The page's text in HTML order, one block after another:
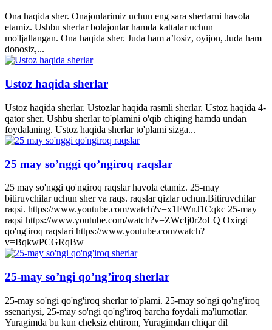
Ona haqida sher. Onajonlarimiz uchun eng sara sherlarni havola
etamiz. Ushbu sherlar bolajonlar hamda kattalar uchun
mo'ljallangan. Ona haqida sher. Juda ham a’losiz, oyijon, Juda ham
donosiz,...
Ustoz haqida sherlar
Ustoz haqida sherlar. Ustozlar haqida rasmli sherlar. Ustoz haqida 4-
qator sher. Ushbu sherlar to'plamini o'qib chiqing hamda undan
foydalaning. Ustoz haqida sherlar to'plami sizga...
25 may so’nggi qo’ngiroq raqslar
25 may so'nggi qo'ngiroq raqslar havola etamiz. 25-may
bitiruvchilar uchun sher va raqs. raqslar qizlar uchun.Bitiruvchilar
raqsi. https://www.youtube.com/watch?v=x1FWnJ1Cqkc 25-may
raqsi https://www.youtube.com/watch?v=ZWcIj0r2oLQ Oxirgi
qo'ng'iroq raqslari https://www.youtube.com/watch?
v=BqkwPCGRqBw
25-may so’ngi qo’ng’iroq sherlar
25-may so'ngi qo'ng'iroq sherlar to'plami. 25-may so'ngi qo'ng'iroq
ssenariysi, 25-may so'ngi qo'ng'iroq barcha foydali ma'lumotlar.
Yuragimda bu kun cheksiz ehtirom, Yuragimdan chiqar dil